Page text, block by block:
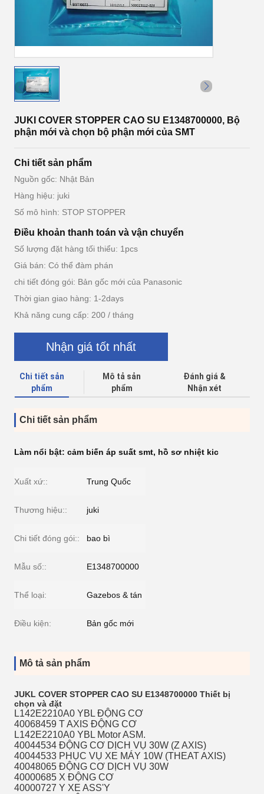
JUKI COVER STOPPER CAO SU E1348700000, Bộ
phận mới và chọn bộ phận mới của SMT
Chi tiết sản phẩm
Nguồn gốc: Nhật Bản
Hàng hiệu: juki
Số mô hình: STOP STOPPER
Điều khoản thanh toán và vận chuyển
Số lượng đặt hàng tối thiểu: 1pcs
Giá bán: Có thể đàm phán
chi tiết đóng gói: Bản gốc mới của Panasonic
Thời gian giao hàng: 1-2days
Khả năng cung cấp: 200 / tháng
Nhận giá tốt nhất
Chi tiết sản
phẩm
Mô tả sản
phẩm
Đánh giá &
Nhận xét
Chi tiết sản phẩm
Làm nổi bật: cảm biến áp suất smt, hồ sơ nhiệt kic
Xuất xứ:: Trung Quốc
Thương hiệu:: juki
Chi tiết đóng gói:: bao bì
Mẫu số:: E1348700000
Thể loại: Gazebos & tán
Điều kiện: Bản gốc mới
Mô tả sản phẩm
JUKL COVER STOPPER CAO SU E1348700000 Thiết bị
chọn và đặt
L142E2210A0 YBL ĐỘNG CƠ
40068459 T AXIS ĐỘNG CƠ
L142E2210A0 YBL Motor ASM.
40044534 ĐỘNG CƠ DỊCH VỤ 30W (Z AXIS)
40044533 PHỤC VỤ XE MÁY 10W (THEAT AXIS)
40048065 ĐỘNG CƠ DỊCH VỤ 30W
40000685 X ĐỘNG CƠ
40000727 Y XE ASS'Y